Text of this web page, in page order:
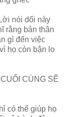
nói dối này
rằng bản thân
gì đến việc
họ còn bận lo
CÙNG SẼ
có thể giúp họ